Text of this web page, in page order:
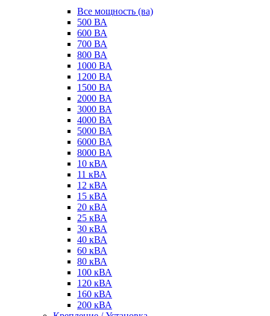
Все мощность (ва)
500 ВА
600 ВА
700 ВА
800 ВА
1000 ВА
1200 ВА
1500 ВА
2000 ВА
3000 ВА
4000 ВА
5000 ВА
6000 ВА
8000 ВА
10 кВА
11 кВА
12 кВА
15 кВА
20 кВА
25 кВА
30 кВА
40 кВА
60 кВА
80 кВА
100 кВА
120 кВА
160 кВА
200 кВА